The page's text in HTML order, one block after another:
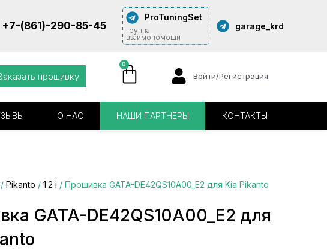
+7-(861)-290-85-45
ProTuningSet
группа
взаимопомощи
garage_krd
прошивку
0
Войти/Регистрация
О НАС НАШИ ПАРТНЕРЫ КОНТАКТЫ
/ Pikanto / 1.2 i / Прошивка GATA-DE42QS10A00_E2 для Kia Pikanto
GATA-DE42QS10A00_E2 для